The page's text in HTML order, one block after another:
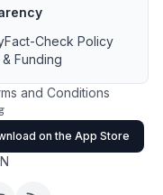
Fact-Check Policy
Funding
and Conditions
on the App Store